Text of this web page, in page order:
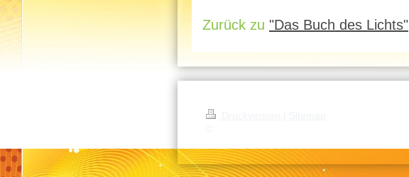
Zurück zu "Das Buch des Lichts"